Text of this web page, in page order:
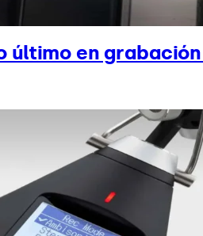
último en